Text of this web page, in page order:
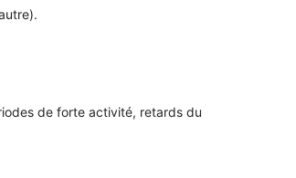
de forte activité, retards du